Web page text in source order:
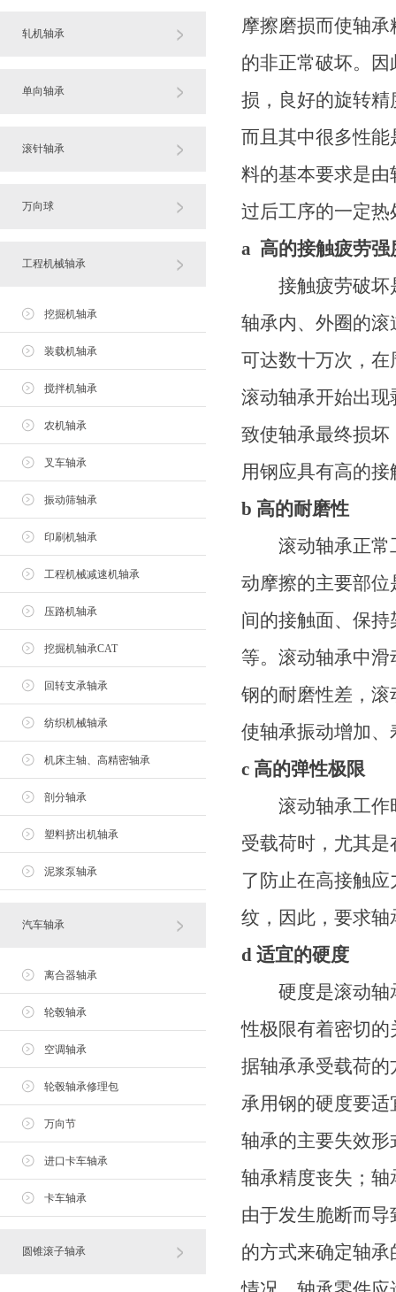
轧机轴承
单向轴承
滚针轴承
万向球
工程机械轴承
挖掘机轴承
装载机轴承
搅拌机轴承
农机轴承
叉车轴承
振动筛轴承
印刷机轴承
工程机械减速机轴承
压路机轴承
挖掘机轴承CAT
回转支承轴承
纺织机械轴承
机床主轴、高精密轴承
剖分轴承
塑料挤出机轴承
泥浆泵轴承
汽车轴承
离合器轴承
轮毂轴承
空调轴承
轮毂轴承修理包
万向节
进口卡车轴承
卡车轴承
圆锥滚子轴承
摩擦磨损而使轴
的非正常破坏。
损，良好的旋转
而且其中很多性
料的基本要求是
过后工序的一定
a 高的接触疲劳强
接触疲劳破坏是
轴承内、外圈的
可达数十万次，
滚动轴承开始出
致使轴承最终损
用钢应具有高的
b 高的耐磨性
滚动轴承正常工
动摩擦的主要部
间的接触面、保
等。滚动轴承中
钢的耐磨性差，
使轴承振动增加
c 高的弹性极限
滚动轴承工作时
受载荷时，尤其
了防止在高接触
纹，因此，要求
d 适宜的硬度
硬度是滚动轴承
性极限有着密切
据轴承承受载荷
承用钢的硬度要
轴承的主要失效
轴承精度丧失；
由于发生脆断而
的方式来确定轴